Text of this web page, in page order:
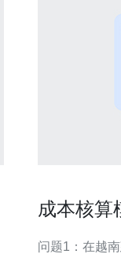
成本核算
问题1：在越